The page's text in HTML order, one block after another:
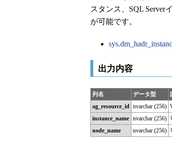
スタンス、SQL Server
が可能です。
出力内容
列名 データ型
ag_resource_id nvarchar (256)
instance_name nvarchar (256)
node_name
nvarchar (256)